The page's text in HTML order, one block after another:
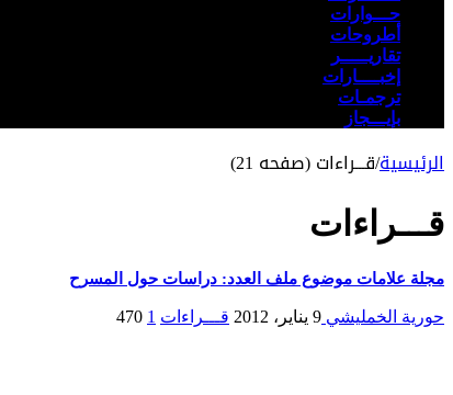
حـــوارات
أطروحات
تقاريـــــر
إخبــــارات
ترجمـات
بإيـــجاز
الرئيسية/قـــراءات (صفحه 21)
قـــراءات
مجلة علامات موضوع ملف العدد: دراسات حول المسرح
حورية الخمليشي 9 يناير، 2012 قـــراءات 1
470